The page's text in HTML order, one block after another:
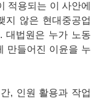
적용되는 이 사안에
지 않은 현대중공업
대법원은 누가 노동
만들어진 이윤을 누
, 인원 활용과 작업